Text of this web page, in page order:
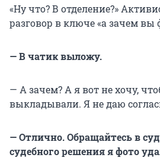
«Ну что? В отделение?»
разговор в ключе «а зачем вы
— В чатик выложу.
— А зачем? А я вот не хочу,
выкладывали. Я не даю
— Отлично. Обращайтесь в
судебного решения я фото